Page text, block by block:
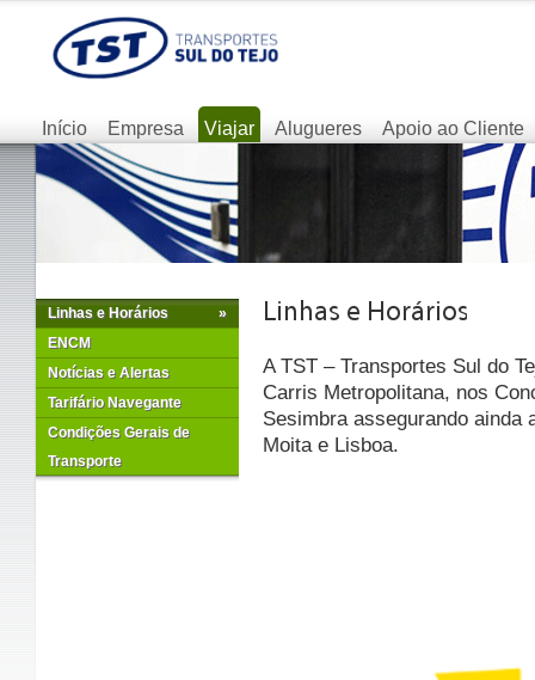
Início Empresa Viajar Alugueres Apoio ao Cliente
»
Linhas e Horários
ENCM
Notícias e Alertas
Tarifário Navegante
Condições Gerais de
Transporte
A TST – Transportes Sul do
Carris Metropolitana, nos
Sesimbra assegurando ainda
Moita e Lisboa.